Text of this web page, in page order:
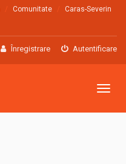
Comunitate
Caras-Severin
Înregistrare Autentificare
Meniu